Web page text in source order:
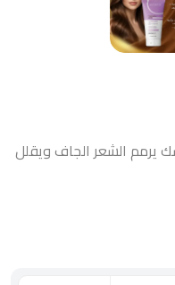
للشعر 150 مل :ماسك يرمم الشعر الجاف ويقلل